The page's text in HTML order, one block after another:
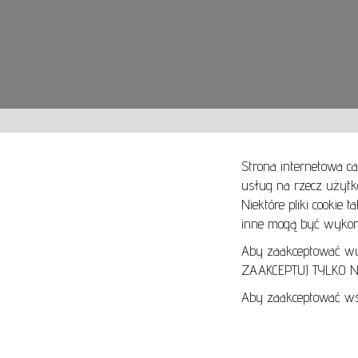
Strona internetowa
usług na rzecz
Niektóre pliki cookie
inne mogą być
Aby zaakceptować
ZAAKCEPTUJ TYLKO
Aby zaakceptować
SPOSOBY PŁATNOŚCI
SPOSOBY DOSTAWY
ZWROTY I REKLAMACJE
REGULAMIN AUKCJI